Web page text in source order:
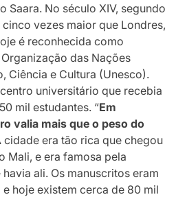
Saara. No século XIV, segundo
vezes maior que Londres,
é reconhecida como
das Nações
Ciência e Cultura (Unesco).
universitário que recebia
mil estudantes. “Em
valia mais que o peso do
era tão rica que chegou
Mali, e era famosa pela
ali. Os manuscritos eram
hoje existem cerca de 80 mil